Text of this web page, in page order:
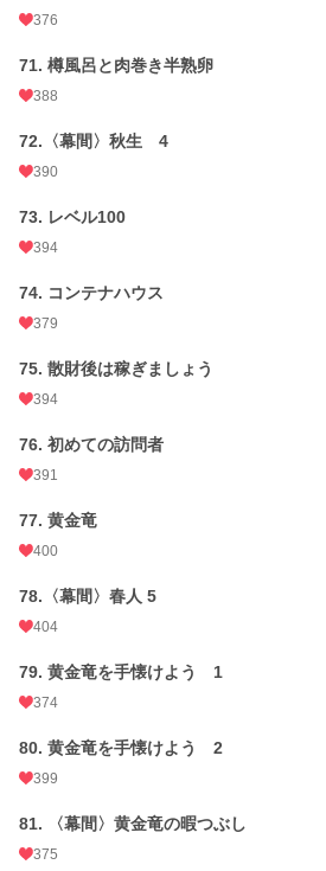
376
71. 樽風呂と肉巻き半熟卵
388
72.〈幕間〉秋生 4
390
73. レベル100
394
74. コンテナハウス
379
75. 散財後は稼ぎましょう
394
76. 初めての訪問者
391
77. 黄金竜
400
78.〈幕間〉春人 5
404
79. 黄金竜を手懐けよう 1
374
80. 黄金竜を手懐けよう 2
399
81. 〈幕間〉黄金竜の暇つぶし
375